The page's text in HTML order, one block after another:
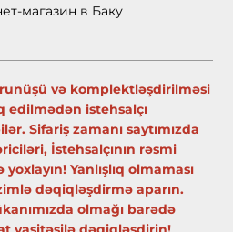
магазин в Баку
və komplektləşdirilməsi
edilmədən istehsalçı
Sifariş zamanı saytımızda
İstehsalçının rəsmi
Yanlışlıq olmaması
dəqiqləşdirmə aparın.
olmağı barədə